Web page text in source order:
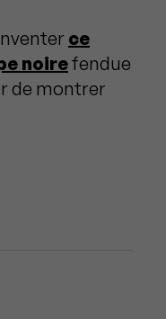
ce
noirefendue
de montrer